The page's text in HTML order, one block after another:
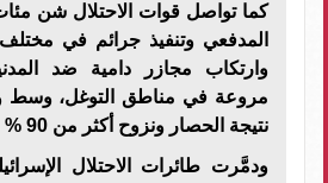
كما تواصل قوات الاحتلال شن
المدفعي وتنفيذ جرائم في
وارتكاب مجازر دامية ضد
مروعة في مناطق التوغل، وسط
نتيجة الحصار ونزوح أكثر من 90 % من السكان.
ودمَّرت طائرات الاحتلال